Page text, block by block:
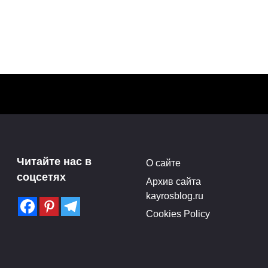
Читайте нас в
соцсетях
О сайте
Архив сайта
kayrosblog.ru
Cookies Policy